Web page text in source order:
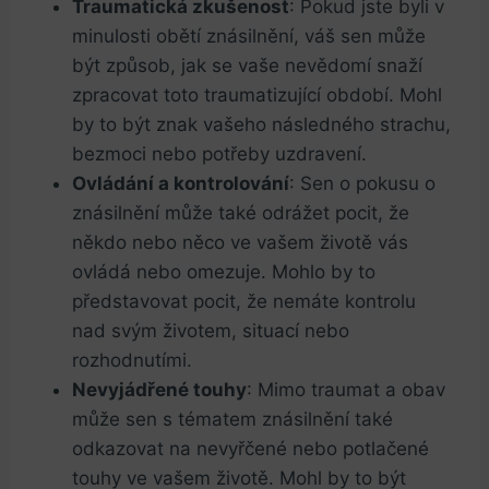
Traumatická zkušenost: Pokud jste byli v
minulosti obětí znásilnění, váš sen​ může
být způsob, jak se vaše nevědomí snaží
⁣zpracovat toto traumatizující období. Mohl
by to být⁢ znak vašeho následného strachu,
bezmoci nebo potřeby uzdravení.
Ovládání a ‍kontrolování: Sen o pokusu o
znásilnění může také odrážet pocit, že
někdo nebo něco ve vašem životě ‌vás
ovládá nebo omezuje. Mohlo by to
představovat pocit, že nemáte kontrolu
nad svým životem, situací nebo ​
rozhodnutími.
Nevyjádřené touhy: Mimo traumat a obav
může sen s tématem znásilnění ⁤také
odkazovat na nevyřčené nebo potlačené
touhy ⁤ve vašem životě. Mohl​ by to být